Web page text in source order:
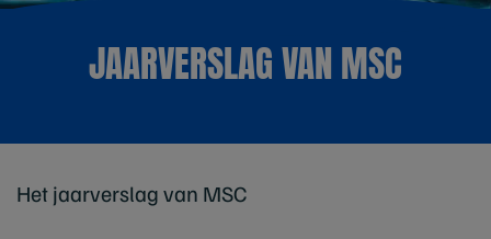
JAARVERSLAG VAN MSC
Het jaarverslag van MSC